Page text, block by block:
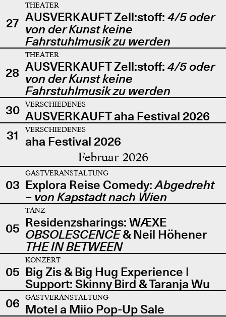
27
THEATER
AUSVERKAUFT Zell:stoff: 4/5 oder
von der Kunst keine
Fahrstuhlmusik zu werden
28
THEATER
AUSVERKAUFT Zell:stoff: 4/5 oder
von der Kunst keine
Fahrstuhlmusik zu werden
30
VERSCHIEDENES
AUSVERKAUFT aha Festival 2026
31
VERSCHIEDENES
aha Festival 2026
Februar 2026
03
GASTVERANSTALTUNG
Explora Reise Comedy:Abgedreht
– von Kapstadt nach Wien
05
TANZ
Residenzsharings: WÆXE
OBSOLESCENCE& Neil Höhener
THE IN BETWEEN
05
KONZERT
Big Zis & Big Hug Experience |
Support: Skinny Bird & Taranja Wu
06
GASTVERANSTALTUNG
Motel a Miio Pop-Up Sale